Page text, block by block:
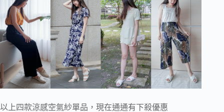
以上四款涼感空氣紗單品，現在通通有下殺優惠